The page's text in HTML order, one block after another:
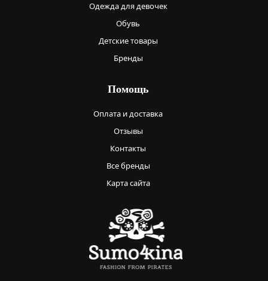
Одежда для девочек
Обувь
Детские товары
Бренды
Помощь
Оплата и доставка
Отзывы
Контакты
Все бренды
Карта сайта